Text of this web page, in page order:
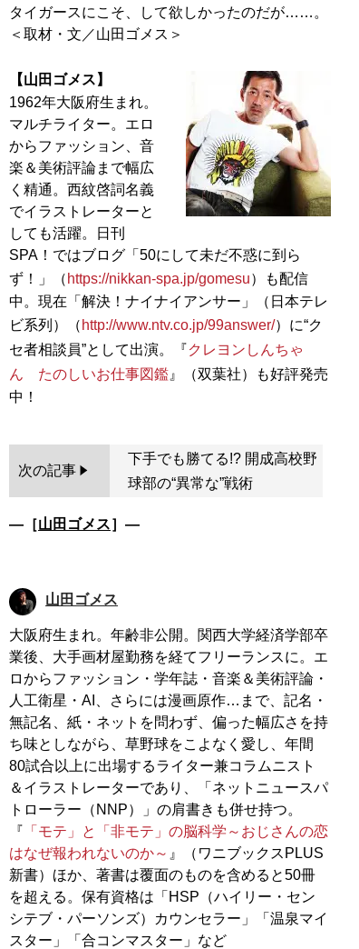
タイガースにこそ、して欲しかったのだが……。
＜取材・文／山田ゴメス＞
【山田ゴメス】
1962年大阪府生まれ。
マルチライター。エロ
からファッション、音
楽＆美術評論まで幅広
く精通。西紋啓詞名義
でイラストレーターと
しても活躍。日刊
SPA！ではブログ「50にして未だ不惑に到ら
ず！」（ https://nikkan-spa.jp/gomesu）も配信
中。現在「解決！ナイナイアンサー」（日本テレ
ビ系列）（ http://www.ntv.co.jp/99answer/）に“ク
セ者相談員”として出演。『クレヨンしんちゃ
ん たのしいお仕事図鑑 』（双葉社）も好評発売
次の記事
下手でも勝てる!? 開成高校野
球部の“異常な”戦術
―［山田ゴメス］―
山田ゴメス
大阪府生まれ。年齢非公開。関西大学経済学部卒
業後、大手画材屋勤務を経てフリーランスに。エ
ロからファッション・学年誌・音楽＆美術評論・
人工衛星・AI、さらには漫画原作…まで、記名・
無記名、紙・ネットを問わず、偏った幅広さを持
ち味としながら、草野球をこよなく愛し、年間
80試合以上に出場するライター兼コラムニスト
＆イラストレーターであり、「ネットニュースパ
トローラー（NNP）」の肩書きも併せ持つ。
『 「モテ」と「非モテ」の脳科学～おじさんの恋
はなぜ報われないのか～ 』（ワニブックスPLUS
新書）ほか、著書は覆面のものを含めると50冊
を超える。保有資格は「HSP（ハイリー・セン
シテブ・パーソンズ）カウンセラー」「温泉マイ
スター」「合コンマスター」など